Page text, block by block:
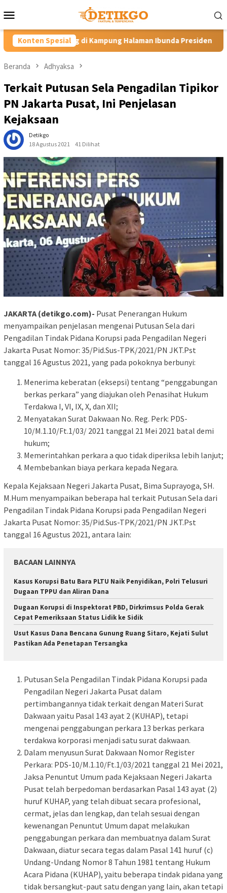
ke
Mobile
Konten Spesial
Halaman Ibunda Presiden Labkesmas Minahasa
Beranda Adhyaksa
Terkait Putusan Sela Pengadilan Tipikor
PN Jakarta Pusat, Ini Penjelasan
Kejaksaan
Detikgo
18 Agustus 2021
41 Dilihat
JAKARTA (detikgo.com)- Pusat Penerangan Hukum
menyampaikan penjelasan mengenai Putusan Sela dari
Pengadilan Tindak Pidana Korupsi pada Pengadilan Negeri
Jakarta Pusat Nomor: 35/Pid.Sus-TPK/2021/PN JKT.Pst
tanggal 16 Agustus 2021, yang pada pokoknya berbunyi:
Menerima keberatan (eksepsi) tentang “penggabungan
berkas perkara” yang diajukan oleh Penasihat Hukum
Terdakwa I, VI, IX, X, dan XII;
Menyatakan Surat Dakwaan No. Reg. Perk: PDS-
10/M.1.10/Ft.1/03/ 2021 tanggal 21 Mei 2021 batal demi
hukum;
Memerintahkan perkara a quo tidak diperiksa lebih lanjut;
Membebankan biaya perkara kepada Negara.
Kepala Kejaksaan Negeri Jakarta Pusat, Bima Suprayoga, SH.
M.Hum menyampaikan beberapa hal terkait Putusan Sela dari
Pengadilan Tindak Pidana Korupsi pada Pengadilan Negeri
Jakarta Pusat Nomor: 35/Pid.Sus-TPK/2021/PN JKT.Pst
tanggal 16 Agustus 2021, antara lain:
BACAAN LAINNYA
Kasus Korupsi Batu Bara PLTU Naik Penyidikan, Polri Telusuri
Dugaan TPPU dan Aliran Dana
Dugaan Korupsi di Inspektorat PBD, Dirkrimsus Polda Gerak
Cepat Pemeriksaan Status Lidik ke Sidik
Usut Kasus Dana Bencana Gunung Ruang Sitaro, Kejati Sulut
Pastikan Ada Penetapan Tersangka
Putusan Sela Pengadilan Tindak Pidana Korupsi pada
Pengadilan Negeri Jakarta Pusat dalam
pertimbangannya tidak terkait dengan Materi Surat
Dakwaan yaitu Pasal 143 ayat 2 (KUHAP), tetapi
mengenai penggabungan perkara 13 berkas perkara
terdakwa korporasi menjadi satu surat dakwaan.
Dalam menyusun Surat Dakwaan Nomor Register
Perkara: PDS-10/M.1.10/Ft.1/03/2021 tanggal 21 Mei 2021,
Jaksa Penuntut Umum pada Kejaksaan Negeri Jakarta
Pusat telah berpedoman berdasarkan Pasal 143 ayat (2)
huruf KUHAP, yang telah dibuat secara profesional,
cermat, jelas dan lengkap, dan telah sesuai dengan
kewenangan Penuntut Umum dapat melakukan
penggabungan perkara dan membuatnya dalam Surat
Dakwaan, diatur secara tegas dalam Pasal 141 huruf (c)
Undang-Undang Nomor 8 Tahun 1981 tentang Hukum
Acara Pidana (KUHAP), yaitu beberapa tindak pidana yang
tidak bersangkut-paut satu dengan yang lain, akan tetapi